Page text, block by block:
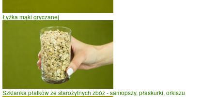
Łyżka mąki gryczanej
Szklanka płatków ze starożytnych zbóż - samopszy, płaskurki, orkiszu